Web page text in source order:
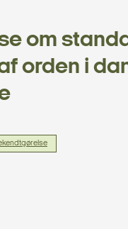
om
orden i